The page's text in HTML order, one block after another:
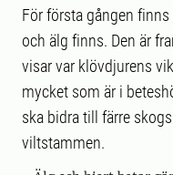
För första gången
och älg finns. Den är
visar var klövdjurens
mycket som är i
ska bidra till färre
viltstammen.